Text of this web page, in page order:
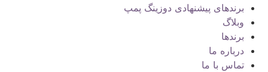
برندهای پیشنهادی دوزینگ پمپ
وبلاگ
برندها
درباره ما
تماس با ما